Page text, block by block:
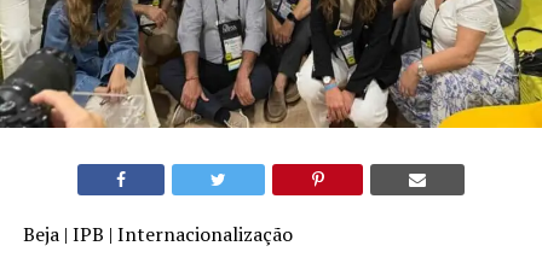
Beja | IPB | Internacionalização